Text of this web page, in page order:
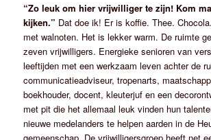
“Zo leuk om hier vrijwilliger te zijn! Kom
kijken.” Dat doe ik! Er is koffie. Thee.
met walnoten. Het is lekker warm. De ruimte
zeven vrijwilligers. Energieke senioren van
leeftijden met een werkzaam leven achter de
communicatieadviseur, tropenarts,
boekhouder, docent, kleuterjuf en een
met pit die het allemaal leuk vinden hun
nieuwe medelanders te helpen aarden in de